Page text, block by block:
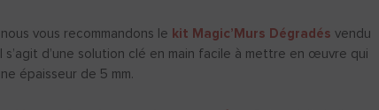
vous recommandons le kit Magic’Murs Dégradés vendu
s’agit d’une solution clé en main facile à mettre en œuvre qui
épaisseur de 5 mm.